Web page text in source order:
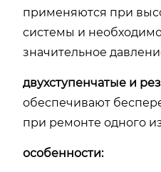
применяются при
системы и
значительное
двухступенчатые и
обеспечивают
при ремонте одного
особенности: